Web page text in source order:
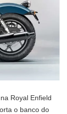
Royal Enfield
o banco do